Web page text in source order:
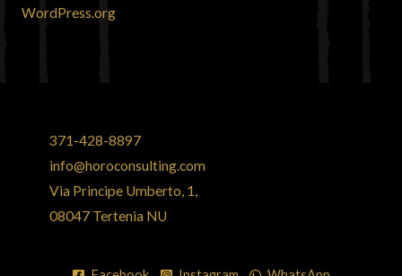
WordPress.org
371-428-8897
info@horoconsulting.com
Via Principe Umberto, 1,
08047 Tertenia NU